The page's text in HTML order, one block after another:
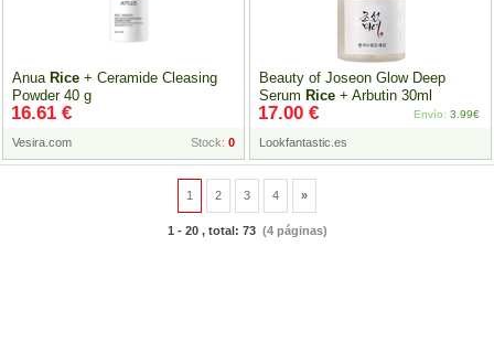
Anua Rice + Ceramide Cleasing
Powder 40 g
Vesira.com Stock: 0
16.61 €
Beauty of Joseon Glow Deep
Serum Rice + Arbutin 30ml
Lookfantastic.es
17.00 € Envío: 3.99€
1 2 3 4 »
1 - 20 , total: 73(4 páginas)